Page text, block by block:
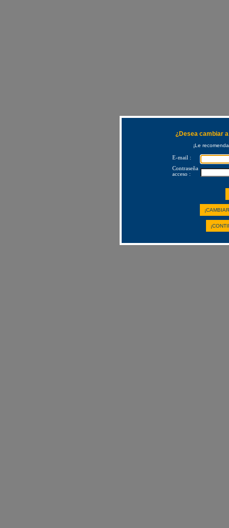
¿Desea cambiar
¡Le
E-mail :
Contraseña
acceso :